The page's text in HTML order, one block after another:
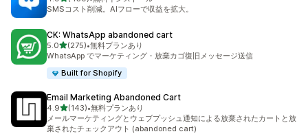
合計レビュー数：450件
SMSコスト削減。AIフローで収益を拡大。
CK: WhatsApp abandoned cart
5.05つ星中
(275)
合計レビュー数：275件
•無料プランあり
WhatsApp でマーケティング・放棄カゴ復旧メッセージ送信
Built for Shopify
Email Marketing Abandoned Cart
4.95つ星中
(143)
合計レビュー数：143件
•無料プランあり
メールマーケティングとウェブプッシュ通知による放棄されたカートと放
棄されたチェックアウト (abandoned cart)